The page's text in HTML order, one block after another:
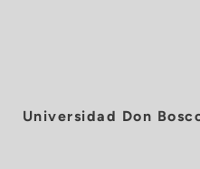
Universidad Don